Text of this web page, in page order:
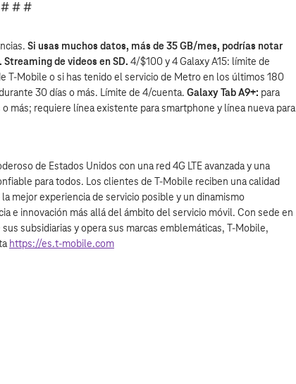
# # #
Si usas muchos datos, más de 35 GB/mes, podrías notar
de videos en SD. 4/$100 y 4 Galaxy A15: límite de
o si has tenido el servicio de Metro en los últimos 180
30 días o más. Límite de 4/cuenta. Galaxy Tab A9+: para
más; requiere línea existente para smartphone y línea nueva para
de Estados Unidos con una red 4G LTE avanzada y una
para todos. Los clientes de T‑Mobile reciben una calidad
mejor experiencia de servicio posible y un dinamismo
e innovación más allá del ámbito del servicio móvil. Con sede en
subsidiarias y opera sus marcas emblemáticas, T‑Mobile,
https://es.t‑mobile.com